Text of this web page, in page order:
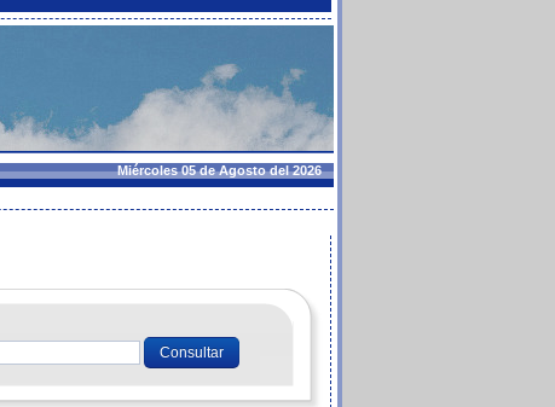
Miércoles 05 de Agosto del 2026